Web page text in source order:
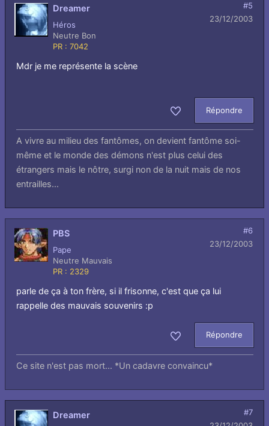
Dreamer
Héros
Neutre Bon
PR : 7042
#5
23/12/2003
Mdr je me représente la scène
Répondre
A vivre au milieu des fantômes, on devient fantôme soi-
même et le monde des démons n'est plus celui des
étrangers mais le nôtre, surgi non de la nuit mais de nos
entrailles...
PBS
Pape
Neutre Mauvais
PR : 2329
#6
23/12/2003
parle de ça à ton frère, si il frisonne, c'est que ça lui
rappelle des mauvais souvenirs :p
Répondre
Ce site n'est pas mort... *Un cadavre convaincu*
Dreamer
#7